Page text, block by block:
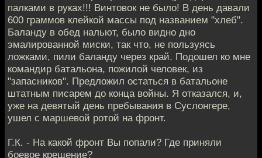
палками в руках!!! Винтовок не было! В день давали
600 граммов клейкой массы под названием "хлеб".
Баланду в обед нальют, было видно дно
эмалированной миски, так что, не пользуясь
ложками, пили баланду через край. Подошел ко мне
командир батальона, пожилой человек, из
"запасников". Предложил остаться в батальоне
штатным писарем до конца войны. Я отказался, и,
уже на девятый день пребывания в Суслонгере,
ушел с маршевой ротой на фронт.
Г.К. - На какой фронт Вы попали? Где приняли
боевое крещение?